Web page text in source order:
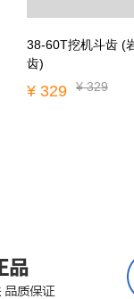
38-60T挖机斗齿 (
齿)
¥ 329 ¥ 329